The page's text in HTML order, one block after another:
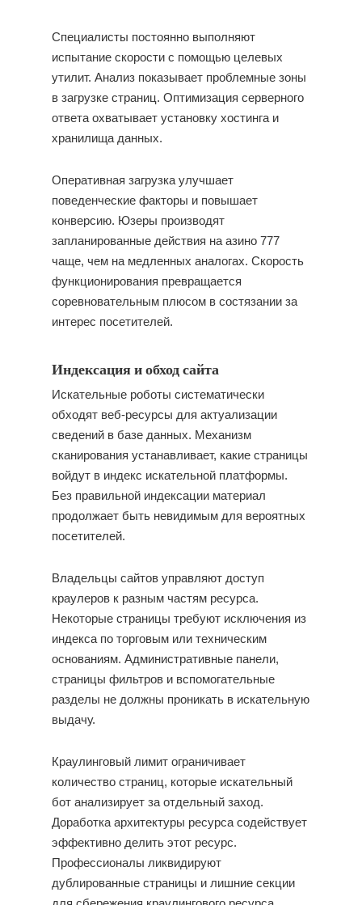
Специалисты постоянно выполняют
испытание скорости с помощью целевых
утилит. Анализ показывает проблемные зоны
в загрузке страниц. Оптимизация серверного
ответа охватывает установку хостинга и
хранилища данных.
Оперативная загрузка улучшает
поведенческие факторы и повышает
конверсию. Юзеры производят
запланированные действия на азино 777
чаще, чем на медленных аналогах. Скорость
функционирования превращается
соревновательным плюсом в состязании за
интерес посетителей.
Индексация и обход сайта
Искательные роботы систематически
обходят веб-ресурсы для актуализации
сведений в базе данных. Механизм
сканирования устанавливает, какие страницы
войдут в индекс искательной платформы.
Без правильной индексации материал
продолжает быть невидимым для вероятных
посетителей.
Владельцы сайтов управляют доступ
краулеров к разным частям ресурса.
Некоторые страницы требуют исключения из
индекса по торговым или техническим
основаниям. Административные панели,
страницы фильтров и вспомогательные
разделы не должны проникать в искательную
выдачу.
Краулинговый лимит ограничивает
количество страниц, которые искательный
бот анализирует за отдельный заход.
Доработка архитектуры ресурса содействует
эффективно делить этот ресурс.
Профессионалы ликвидируют
дублированные страницы и лишние секции